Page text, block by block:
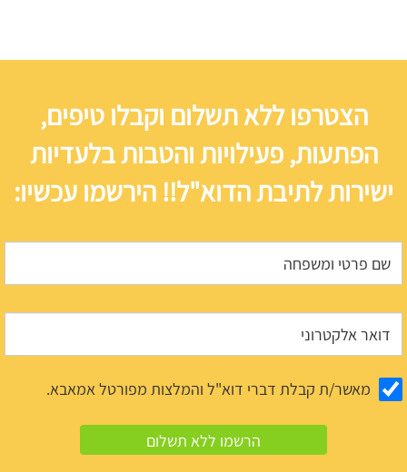
הצטרפו ללא תשלום וקבלו טיפים,
הפתעות, פעילויות והטבות בלעדיות
ישירות לתיבת הדוא"ל!! הירשמו עכשיו:
מאשר/ת קבלת דברי דוא"ל והמלצות מפורטל אמאבא.